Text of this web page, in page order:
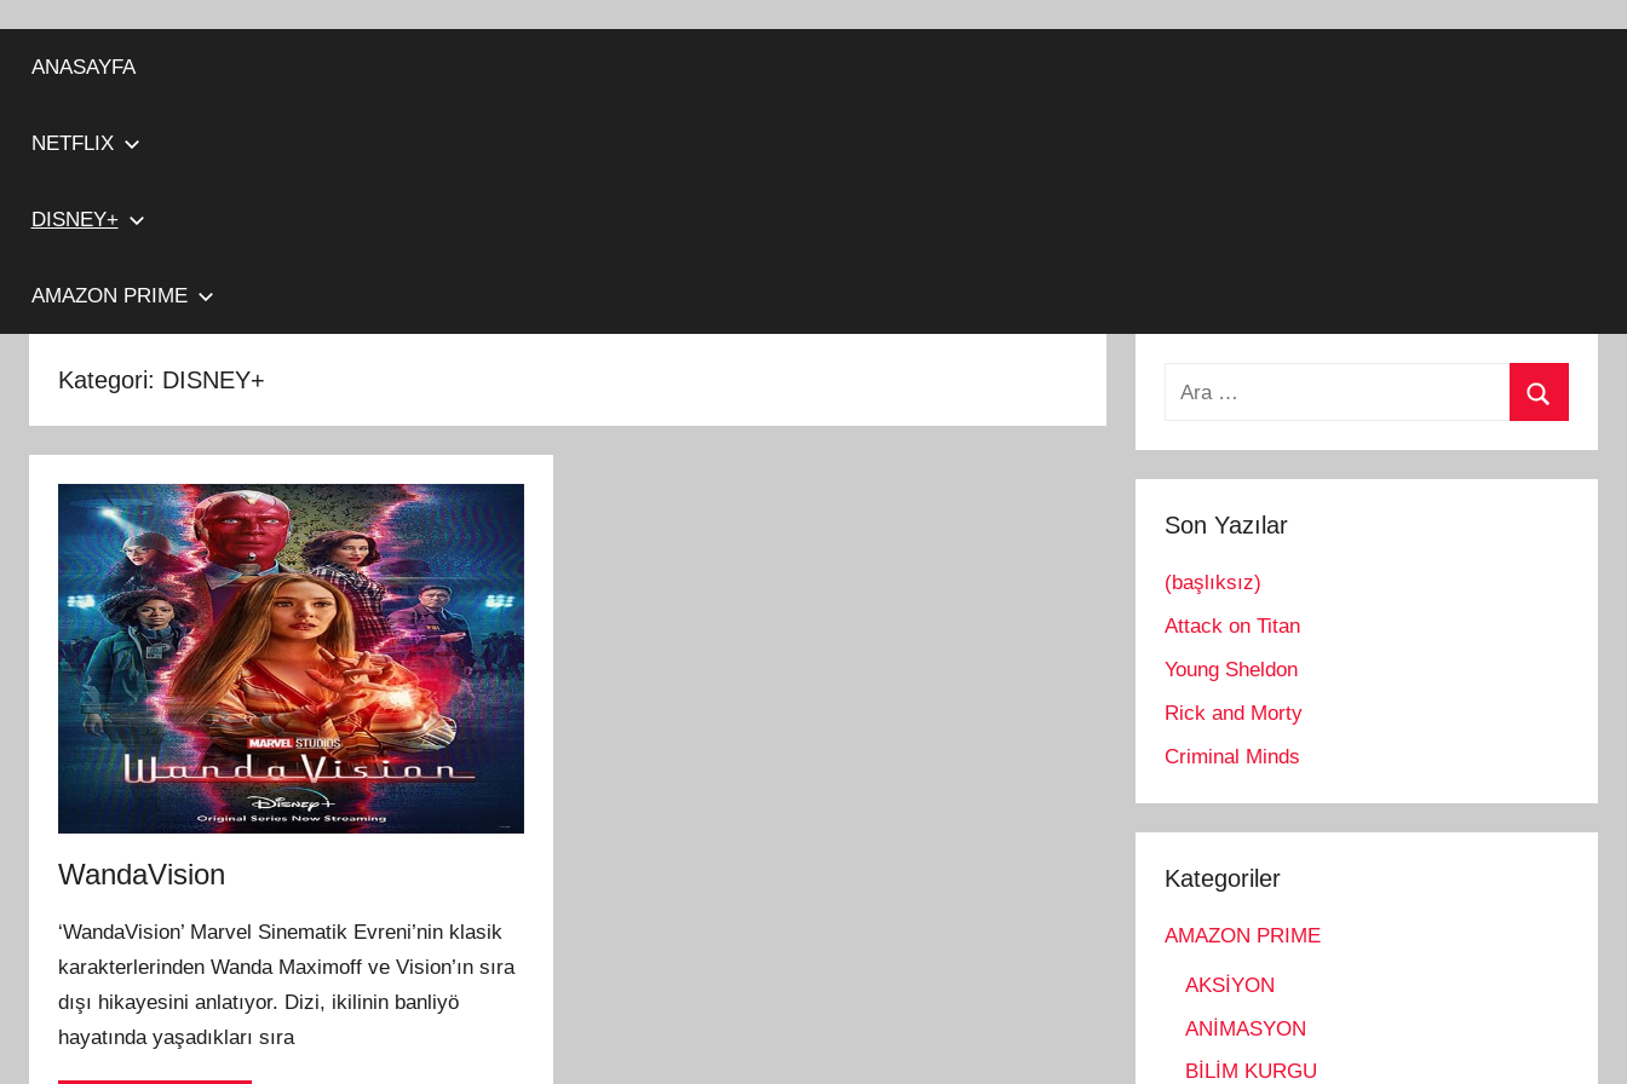
ANASAYFA
NETFLIX
DISNEY+
AMAZON PRIME
Kategori: DISNEY+
WandaVision
‘WandaVision’ Marvel Sinematik Evreni’nin klasik
karakterlerinden Wanda Maximoff ve Vision’ın sıra
dışı hikayesini anlatıyor. Dizi, ikilinin banliyö
hayatında yaşadıkları sıra
Arama:
Son Yazılar
(başlıksız)
Attack on Titan
Young Sheldon
Rick and Morty
Criminal Minds
Kategoriler
AMAZON PRIME
AKSİYON
ANİMASYON
BİLİM KURGU